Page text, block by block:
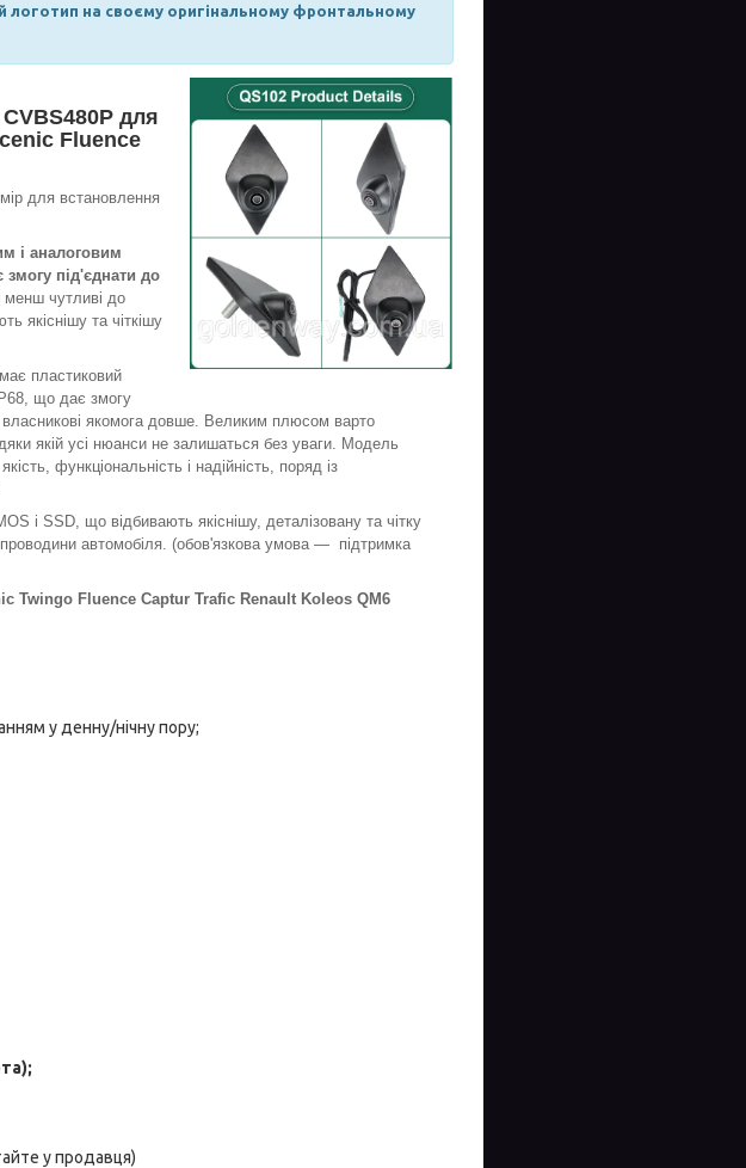
логотип на своєму оригінальному фронтальному
для
Fluence
для встановлення
і аналоговим
під'єднати до
чутливі до
якіснішу та чіткішу
пластиковий
що дає змогу
власникові якомога довше. Великим плюсом варто
якій усі нюанси не залишаться без уваги. Модель
функціональність і надійність, поряд із
і SSD, що відбивають якіснішу, деталізовану та чітку
автомобіля. (обов'язкова умова — підтримка
Twingo Fluence Captur Trafic Renault Koleos QM6
у денну/нічну пору;
у продавця)